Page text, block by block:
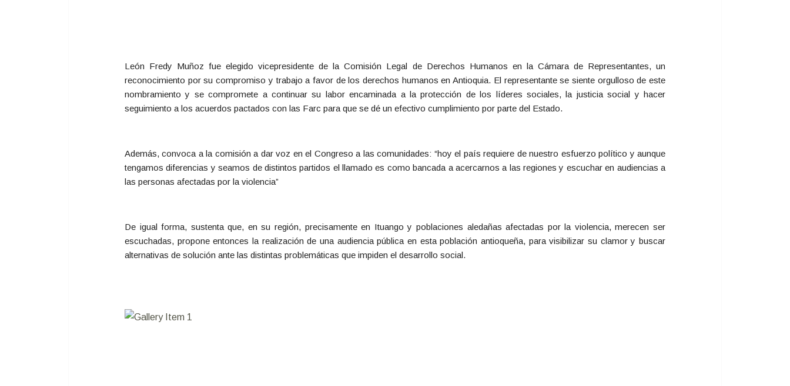
León Fredy Muñoz fue elegido vicepresidente de la Comisión Legal de Derechos Humanos en la Cámara de Representantes, un
reconocimiento por su compromiso y trabajo a favor de los derechos humanos en Antioquia. El representante se siente orgulloso de este
nombramiento y se compromete a continuar su labor encaminada a la protección de los líderes sociales, la justicia social y hacer
seguimiento a los acuerdos pactados con las Farc para que se dé un efectivo cumplimiento por parte del Estado.
Además, convoca a la comisión a dar voz en el Congreso a las comunidades: “hoy el país requiere de nuestro esfuerzo político y aunque
tengamos diferencias y seamos de distintos partidos el llamado es como bancada a acercarnos a las regiones y escuchar en audiencias a
las personas afectadas por la violencia”
De igual forma, sustenta que, en su región, precisamente en Ituango y poblaciones aledañas afectadas por la violencia, merecen ser
escuchadas, propone entonces la realización de una audiencia pública en esta población antioqueña, para visibilizar su clamor y buscar
alternativas de solución ante las distintas problemáticas que impiden el desarrollo social.